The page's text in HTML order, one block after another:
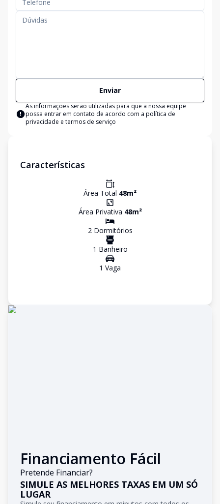
Enviar
As informações serão utilizadas para que a nossa equipe
possa entrar em contato de acordo com a política de
privacidade e termos de serviço
Características
Área Total 48m²
Área Privativa 48m²
2Dormitórios
1 Banheiro
1 Vaga
Financiamento Fácil
Pretende Financiar?
SIMULE AS MELHORES TAXAS EM UM SÓ
LUGAR